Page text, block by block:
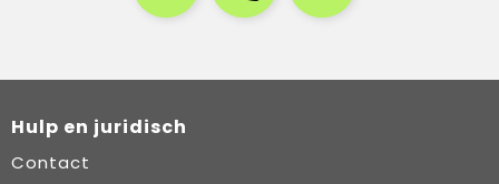
Hulp en juridisch
Contact